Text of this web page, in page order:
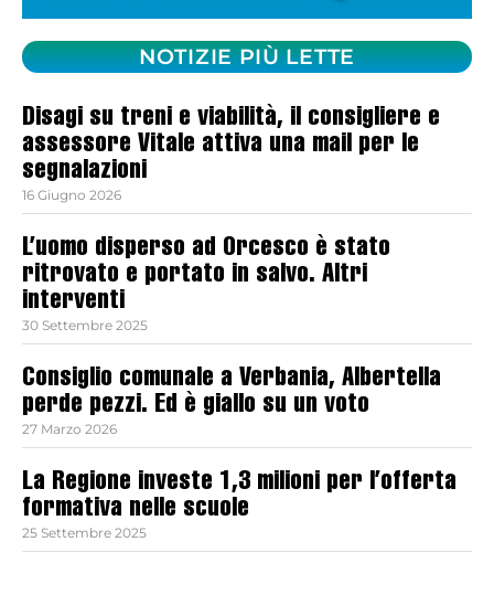
NOTIZIE PIÙ LETTE
Disagi su treni e viabilità, il consigliere e
assessore Vitale attiva una mail per le
segnalazioni
16 Giugno 2026
L’uomo disperso ad Orcesco è stato
ritrovato e portato in salvo. Altri
interventi
30 Settembre 2025
Consiglio comunale a Verbania, Albertella
perde pezzi. Ed è giallo su un voto
27 Marzo 2026
La Regione investe 1,3 milioni per l’offerta
formativa nelle scuole
25 Settembre 2025